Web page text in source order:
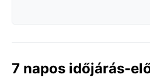
7 napos időjárás-